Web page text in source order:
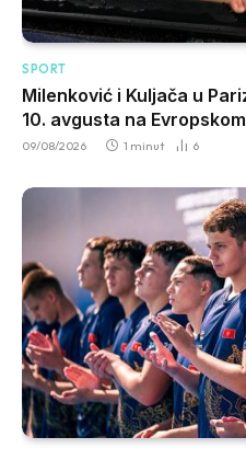
SPORT
Milenković i Kuljača u
10. avgusta na
09/08/2026 1 minut 6